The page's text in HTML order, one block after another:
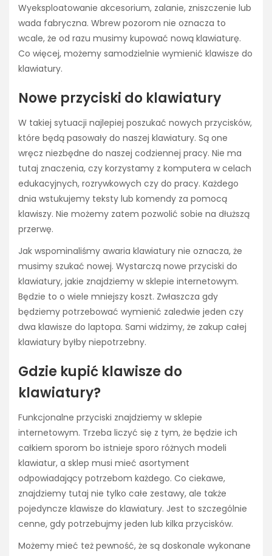
Wyeksploatowanie akcesorium, zalanie, zniszczenie lub
wada fabryczna. Wbrew pozorom nie oznacza to
wcale, że od razu musimy kupować nową klawiaturę.
Co więcej, możemy samodzielnie wymienić klawisze do
klawiatury.
Nowe przyciski do klawiatury
W takiej sytuacji najlepiej poszukać nowych przycisków,
które będą pasowały do naszej klawiatury. Są one
wręcz niezbędne do naszej codziennej pracy. Nie ma
tutaj znaczenia, czy korzystamy z komputera w celach
edukacyjnych, rozrywkowych czy do pracy. Każdego
dnia wstukujemy teksty lub komendy za pomocą
klawiszy. Nie możemy zatem pozwolić sobie na dłuższą
przerwę.
Jak wspominaliśmy awaria klawiatury nie oznacza, że
musimy szukać nowej. Wystarczą nowe przyciski do
klawiatury, jakie znajdziemy w sklepie internetowym.
Będzie to o wiele mniejszy koszt. Zwłaszcza gdy
będziemy potrzebować wymienić zaledwie jeden czy
dwa klawisze do laptopa. Sami widzimy, że zakup całej
klawiatury byłby niepotrzebny.
Gdzie kupić klawisze do
klawiatury?
Funkcjonalne przyciski znajdziemy w sklepie
internetowym. Trzeba liczyć się z tym, że będzie ich
całkiem sporom bo istnieje sporo różnych modeli
klawiatur, a sklep musi mieć asortyment
odpowiadający potrzebom każdego. Co ciekawe,
znajdziemy tutaj nie tylko całe zestawy, ale także
pojedyncze klawisze do klawiatury. Jest to szczególnie
cenne, gdy potrzebujmy jeden lub kilka przycisków.
Możemy mieć też pewność, że są doskonale wykonane